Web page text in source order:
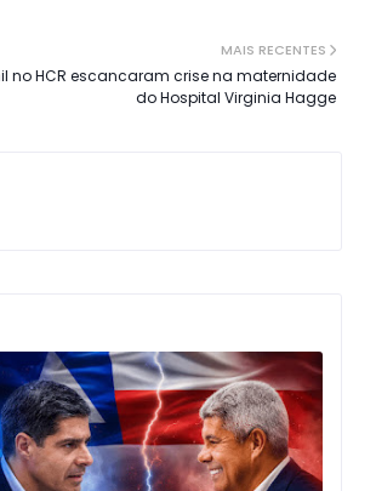
MAIS RECENTES
no HCR escancaram crise na maternidade
do Hospital Virginia Hagge